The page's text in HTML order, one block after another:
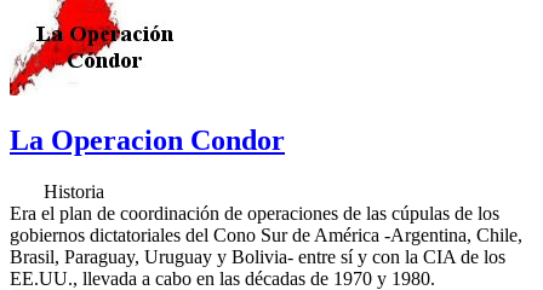
La Operacion Condor
Historia
Era el plan de coordinación de operaciones de las cúpulas de los
gobiernos dictatoriales del Cono Sur de América -Argentina, Chile,
Brasil, Paraguay, Uruguay y Bolivia- entre sí­ y con la CIA de los
EE.UU., llevada a cabo en las décadas de 1970 y 1980.